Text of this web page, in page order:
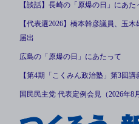
【談話】長崎の「原爆の日」にあた
【代表選2026】橋本幹彦議員、玉
届出
広島の「原爆の日」にあたって
【第4期「こくみん政治塾」第3回講
国民民主党 代表定例会見（2026年8